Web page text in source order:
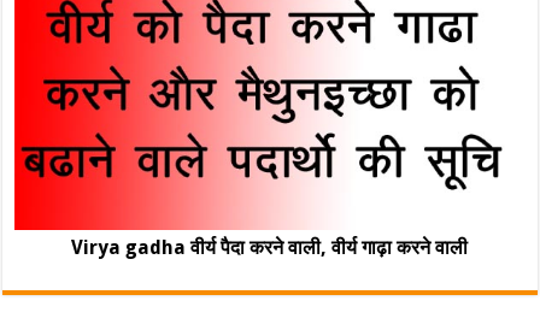
Virya gadha वीर्य पैदा करने वाली, वीर्य गाढ़ा करने वाली